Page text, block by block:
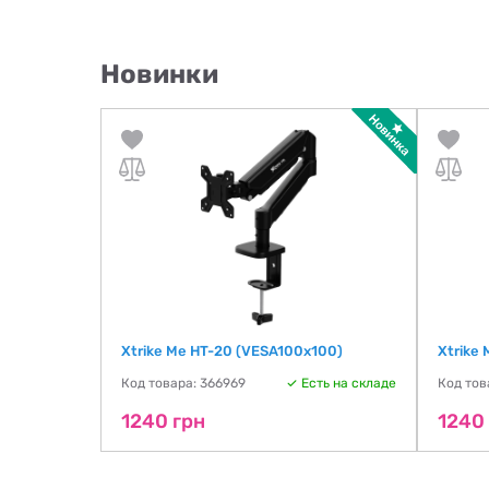
Новинки
Xtrike Me HT-20 (VESA100х100)
Код товара: 366969 Есть на складе
1240 грн
Xtrike
Код
1240